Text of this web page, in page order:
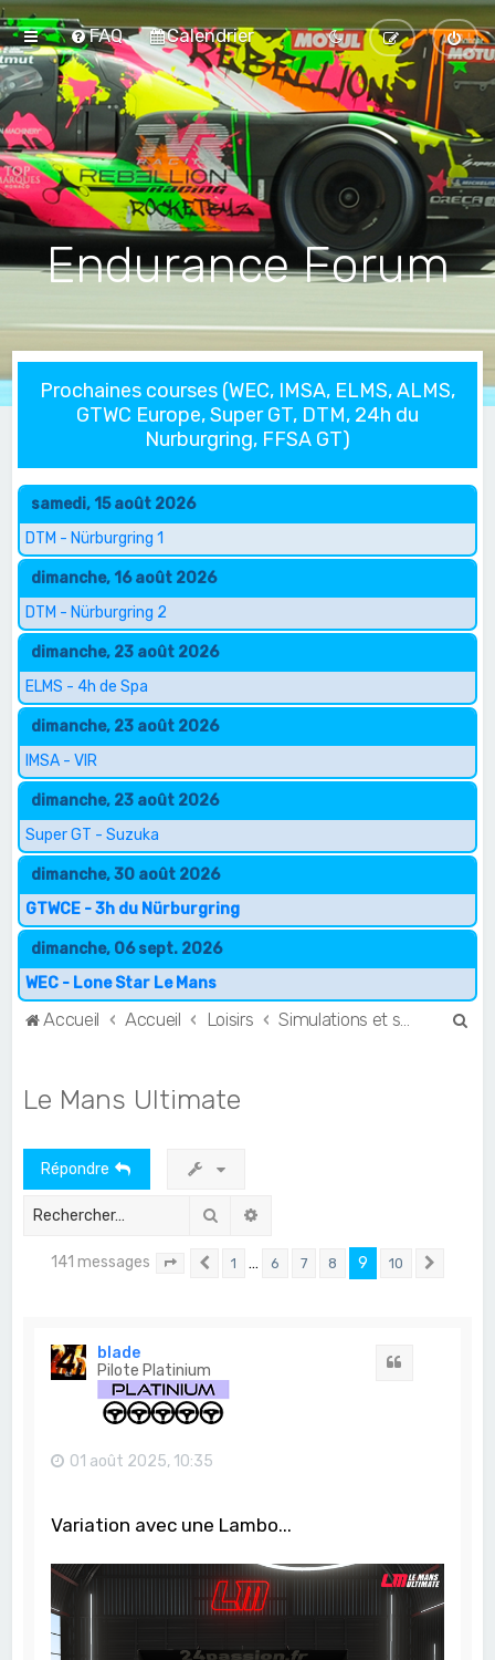
FAQ Calendrier
Endurance Forum
Prochaines courses (WEC, IMSA, ELMS, ALMS,
GTWC Europe, Super GT, DTM, 24h du
Nurburgring, FFSA GT)
samedi, 15 août 2026
DTM - Nürburgring 1
dimanche, 16 août 2026
DTM - Nürburgring 2
dimanche, 23 août 2026
ELMS - 4h de Spa
dimanche, 23 août 2026
IMSA - VIR
dimanche, 23 août 2026
Super GT - Suzuka
dimanche, 30 août 2026
GTWCE - 3h du Nürburgring
dimanche, 06 sept. 2026
WEC - Lone Star Le Mans
Accueil Accueil Loisirs
Le Mans Ultimate
Répondre
Rechercher
141 messages Page sur10
Précédent
1 … 6 7 8 9 10
blade
Pilote Platinium
01 août 2025, 10:35
Variation avec une Lambo...